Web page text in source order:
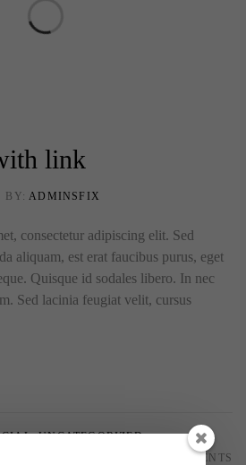
link
BY: ADMINSFIX
consectetur adipiscing elit. Sed
aliquam, est erat faucibus purus, eget
Quisque id sodales libero. In nec
Sed lacinia feugiat velit, cursus
,UNCATEGORIZED
0 COMMENTS